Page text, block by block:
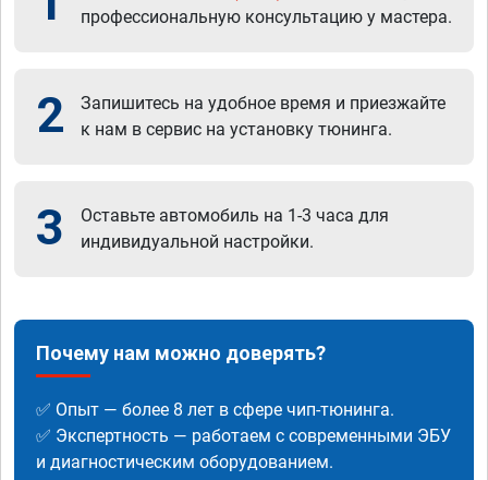
профессиональную консультацию у мастера.
2
Запишитесь на удобное время и приезжайте
к нам в сервис на установку тюнинга.
3
Оставьте автомобиль на 1-3 часа для
индивидуальной настройки.
Почему нам можно доверять?
✅ Опыт — более 8 лет в сфере чип-тюнинга.
✅ Экспертность — работаем с современными ЭБУ
и диагностическим оборудованием.